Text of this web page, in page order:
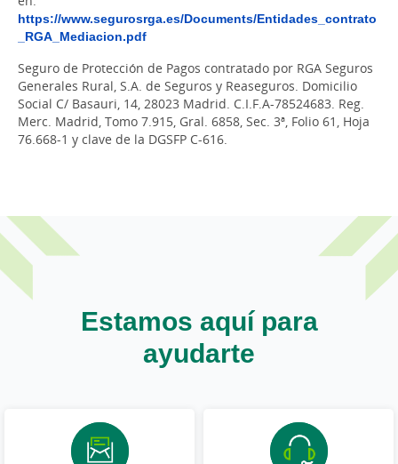
https://www.segurosrga.es/Documents/Entidades_contrato
_RGA_Mediacion.pdf
Seguro de Protección de Pagos contratado por RGA Seguros
Generales Rural, S.A. de Seguros y Reaseguros. Domicilio
Social C/ Basauri, 14, 28023 Madrid. C.I.F.A-78524683. Reg.
Merc. Madrid, Tomo 7.915, Gral. 6858, Sec. 3ª, Folio 61, Hoja
76.668-1 y clave de la DGSFP C-616.
Estamos aquí para
ayudarte